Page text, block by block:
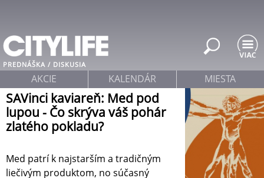
PREDNÁŠKA / DISKUSIA
SAVinci kaviareň: Med pod
lupou - Čo skrýva váš pohár
zlatého pokladu?
Med patrí k najstarším a tradičným
liečivým produktom, no súčasný
AKCIE KALENDÁR MIESTA